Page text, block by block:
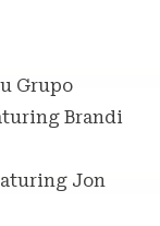
Grupo
Brandi
Jon